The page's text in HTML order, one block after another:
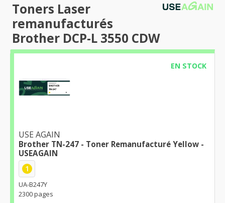
Toners Laser
remanufacturés
Brother DCP-L 3550 CDW
EN STOCK
USE AGAIN
Brother TN-247 - Toner Remanufacturé Yellow -
USEAGAIN
1
UA-B247Y
2300 pages